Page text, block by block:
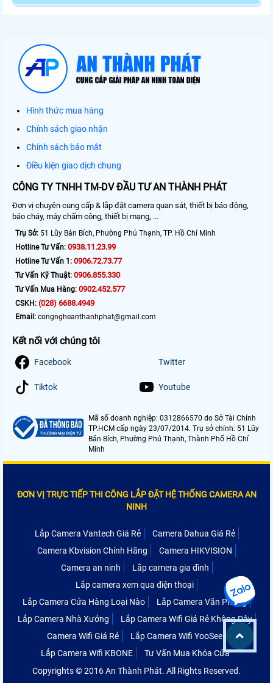
Hình thức mua hàng
Chính sách giao nhận
Chính sách bảo mật
Điều kiện giao dịch chung
CÔNG TY TNHH TM-DV ĐẦU TƯ AN THÀNH PHÁT
Đơn vị chuyên cung cấp & lắp đặt camera quan sát, thiết bị báo động,
báo cháy, máy chấm công, thiết bị mạng, ...
Trụ Sở: 51 Lũy Bán Bích, Phường Phú Thạnh, TP. Hồ Chí Minh
Hotline Tư Vấn: 0938.11.23.99
Hotline Tư Vấn 1: 0906.72.73.77
Tư Vấn Kỹ Thuật: 0906.855.330
Tư Vấn Mua Hàng: 0902.452.577
CSKH: (028) 6688.4949
Email: congngheanthanhphat@gmail.com
Kết nối với chúng tôi
Facebook Twitter
Tiktok Youtube
Mã số doanh nghiệp: 0312866570 do Sở Tài Chính
TP.HCM cấp ngày 23/07/2014. Trụ sở chính: 51 Lũy
Bán Bích, Phường Phú Thạnh, Thành Phố Hồ Chí
Minh
ĐƠN VỊ TRỰC TIẾP THI CÔNG LẮP ĐẶT HỆ THỐNG CAMERA AN
NINH
Lắp Camera Vantech Giá Rẻ
Camera Dahua Giá Rẻ
Camera Kbvision Chính Hãng
Camera HIKVISION
Camera an ninh
Lắp camera gia đình
Lắp camera xem qua điện thoại
Lắp Camera Cửa Hàng Loại Nào
Lắp Camera Văn Phòng
Lắp Camera Nhà Xưởng
Lắp Camera Wifi Giá Rẻ Không Dây
Camera Wifi Giá Rẻ
Lắp Camera Wifi YooSee
Lắp Camera Wifi KBONE
Tư Vấn Mua Khóa Cửa
Copyrights © 2016 An Thành Phát. All Rights Reserved.